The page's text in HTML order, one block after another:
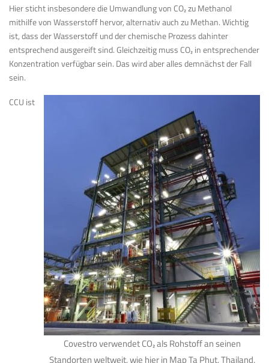
Hier sticht insbesondere die Umwandlung von CO₂zu Methanol
mithilfe von Wasserstoff hervor, alternativ auch zu Methan. Wichtig
ist, dass der Wasserstoff und der chemische Prozess dahinter
entsprechend ausgereift sind. Gleichzeitig muss CO₂in entsprechender
Konzentration verfügbar sein. Das wird aber alles demnächst der Fall
sein.
Covestro verwendet CO₂als Rohstoff an seinen
Standorten weltweit, wie hier in Map Ta Phut, Thailand.
CCU ist